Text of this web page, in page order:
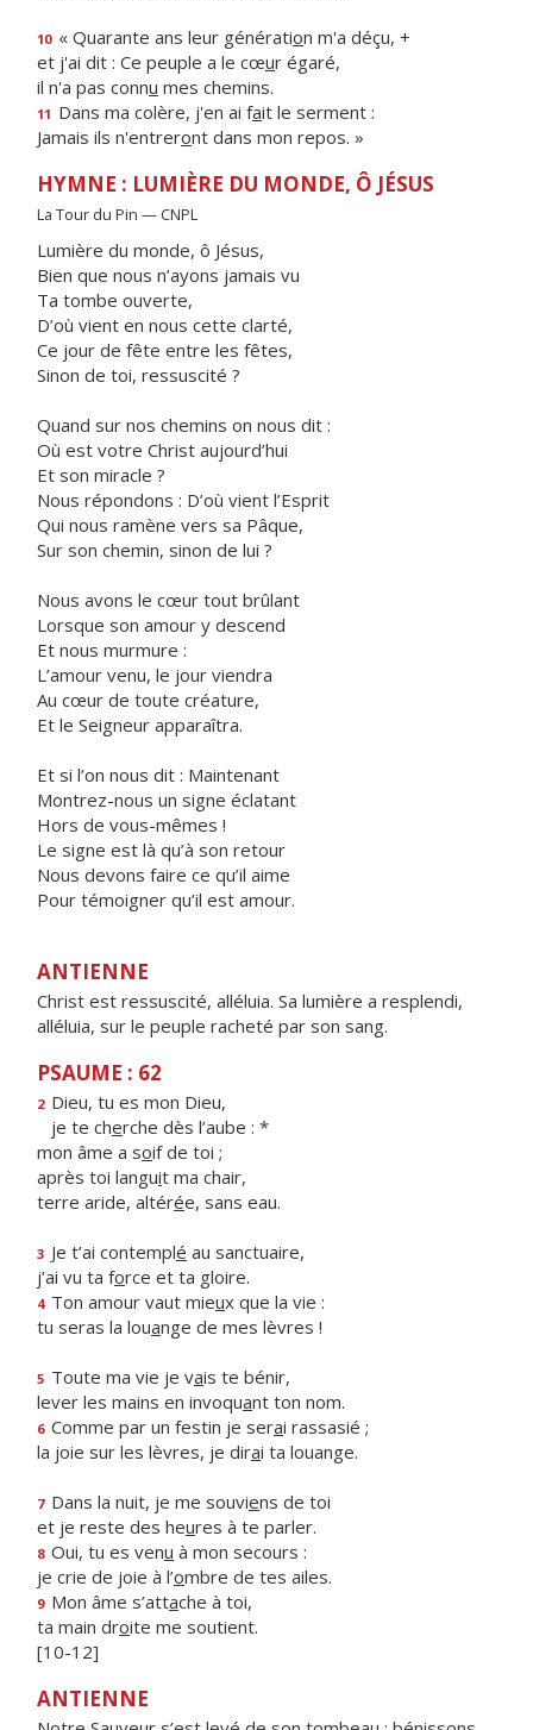
10 « Quarante ans leur génération m'a déçu, +
et j'ai dit : Ce peuple a le cœur égaré,
il n'a pas connu mes chemins.
11 Dans ma colère, j'en ai fait le serment :
Jamais ils n'entreront dans mon repos. »
HYMNE : LUMIÈRE DU MONDE, Ô JÉSUS
La Tour du Pin — CNPL
Lumière du monde, ô Jésus,
Bien que nous n’ayons jamais vu
Ta tombe ouverte,
D’où vient en nous cette clarté,
Ce jour de fête entre les fêtes,
Sinon de toi, ressuscité ?
Quand sur nos chemins on nous dit :
Où est votre Christ aujourd’hui
Et son miracle ?
Nous répondons : D’où vient l’Esprit
Qui nous ramène vers sa Pâque,
Sur son chemin, sinon de lui ?
Nous avons le cœur tout brûlant
Lorsque son amour y descend
Et nous murmure :
L’amour venu, le jour viendra
Au cœur de toute créature,
Et le Seigneur apparaîtra.
Et si l’on nous dit : Maintenant
Montrez-nous un signe éclatant
Hors de vous-mêmes !
Le signe est là qu’à son retour
Nous devons faire ce qu’il aime
Pour témoigner qu’il est amour.
ANTIENNE
Christ est ressuscité, alléluia. Sa lumière a resplendi,
alléluia, sur le peuple racheté par son sang.
PSAUME : 62
2 Dieu, tu es mon Dieu,
je te cherche dès l’aube : *
mon âme a soif de toi ;
après toi languit ma chair,
terre aride, altérée, sans eau.
3 Je t’ai contemplé au sanctuaire,
j’ai vu ta force et ta gloire.
4 Ton amour vaut mieux que la vie :
tu seras la louange de mes lèvres !
5 Toute ma vie je vais te bénir,
lever les mains en invoquant ton nom.
6 Comme par un festin je serai rassasié ;
la joie sur les lèvres, je dirai ta louange.
7 Dans la nuit, je me souviens de toi
et je reste des heures à te parler.
8 Oui, tu es venu à mon secours :
je crie de joie à l’ombre de tes ailes.
9 Mon âme s’attache à toi,
ta main droite me soutient.
[10-12]
ANTIENNE